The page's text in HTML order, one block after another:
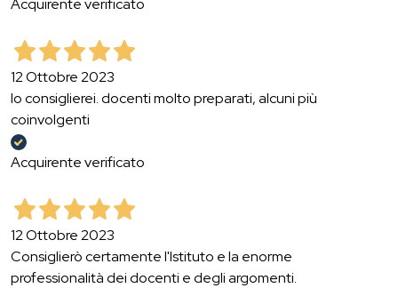
Acquirente verificato
12 Ottobre 2023
lo consiglierei. docenti molto preparati, alcuni più
coinvolgenti
Acquirente verificato
12 Ottobre 2023
Consiglierò certamente l'Istituto e la enorme
professionalità dei docenti e degli argomenti.